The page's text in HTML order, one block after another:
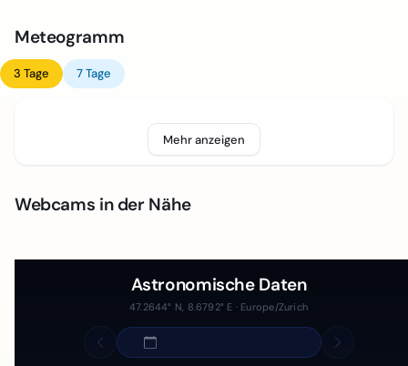
Meteogramm
3 Tage 7 Tage
Mehr anzeigen
Webcams in der Nähe
Astronomische Daten
47.2644° N, 8.6792° E · Europe/Zurich